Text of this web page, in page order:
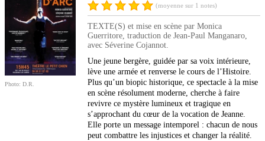
Photo: D.R.
(moyenne sur 1 notes)
TEXTE(S) et mise en scène par Monica
Guerritore, traduction de Jean-Paul Manganaro,
avec Séverine Cojannot.
Une jeune bergère, guidée par sa voix intérieure,
lève une armée et renverse le cours de l’Histoire.
Plus qu’un biopic historique, ce spectacle à la mise
en scène résolument moderne, cherche à faire
revivre ce mystère lumineux et tragique en
s’approchant du cœur de la vocation de Jeanne.
Elle porte un message intemporel : chacun de nous
peut combattre les injustices et changer la réalité.